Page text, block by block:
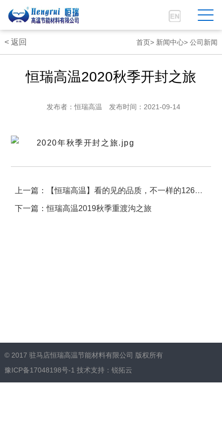
工程技术
客户服务
人力资源
< 返回 首页> 新闻中心> 公司新闻
恒瑞高温2020秋季开封之旅
发布者：恒瑞高温 发布时间：2021-09-14
上一篇：【恒瑞高温】看的见的品质，不一样的1260型纤维毯。
下一篇：恒瑞高温2019秋季重渡沟之旅
© 2017 驻马店恒瑞高温节能材料有限公司 版权所有
豫ICP备17048198号-1 技术支持： 锐拓云